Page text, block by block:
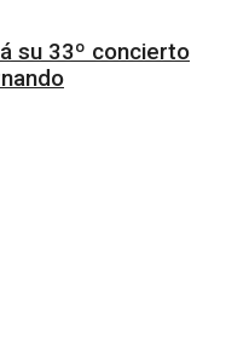
su 33º concierto